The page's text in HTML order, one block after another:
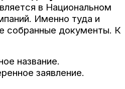
в Национальном
Именно туда и
собранные документы. К
название.
заявление.